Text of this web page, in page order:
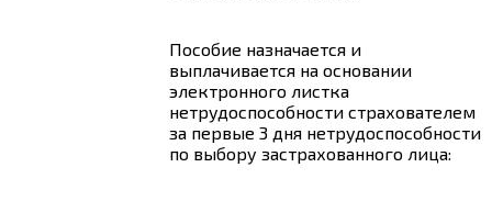
Пособие назначается и
выплачивается на основании
электронного листка
нетрудоспособности страхователем
за первые 3 дня нетрудоспособности
по выбору застрахованного лица: